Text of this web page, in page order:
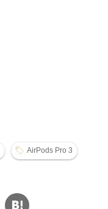
AirPods Pro 3